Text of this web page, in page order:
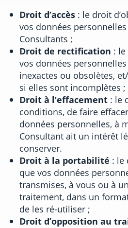
Droit d’accès : le droit
vos données
Consultants ;
Droit de rectification :
vos données
inexactes ou obsolètes,
si elles sont incomplètes ;
Droit à l’effacement : le
conditions, de faire
données personnelles, à
Consultant ait un intérêt
conserver.
Droit à la portabilité : le
que vos données
transmises, à vous ou à
traitement, dans un
de les ré-utiliser ;
Droit d’opposition au